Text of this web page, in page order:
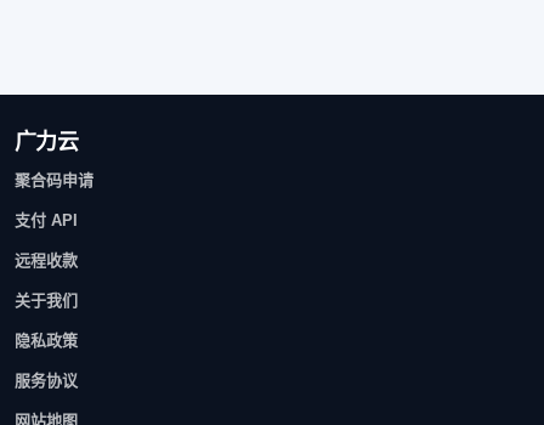
广力云
聚合码申请
支付 API
远程收款
关于我们
隐私政策
服务协议
网站地图